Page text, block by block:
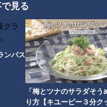
見る
ンパス
「梅とツナのサラダそう
り方【キユーピー３分ク
「糸こんとささ身のごま酢あ
え」の作り方【キユーピー３分
クッキング】